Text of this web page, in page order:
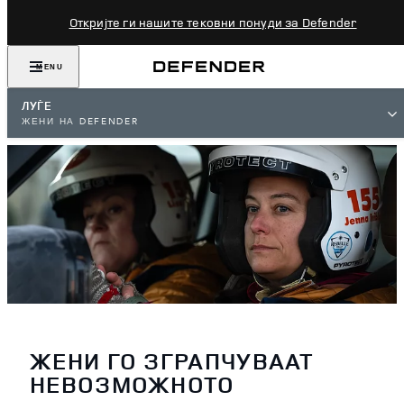
Откријте ги нашите тековни понуди за Defender
MENU
ЛУЃЕ
ЖЕНИ НА DEFENDER
ЖЕНИ ГО ЗГРАПЧУВААТ
НЕВОЗМОЖНОТО